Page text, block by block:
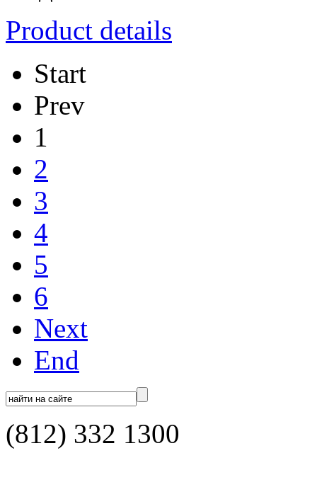
Product details
Start
Prev
1
2
3
4
5
6
Next
End
(812) 332 1300